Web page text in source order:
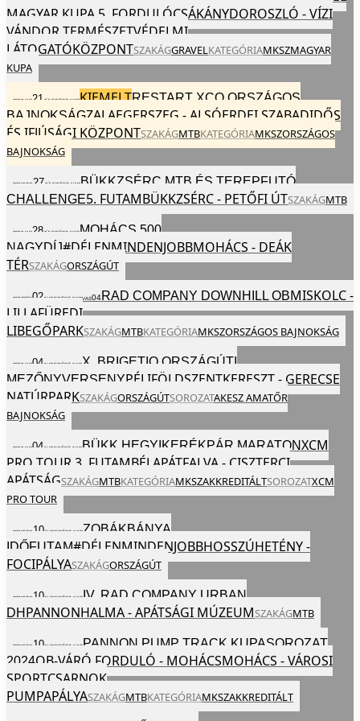
MAGYAR KUPA 5. FORDULÓCSÁKÁNYDOROSZLÓ - VÍZI
VÁNDOR TERMÉSZETVÉDELMI
LÁTOGATÓKÖZPONTSZAKÁGGRAVELKATEGÓRIAMKSZMAGYAR
KUPA
2024VAS21 JÚL EGÉSZ NAPKIEMELTRESTART XCO ORSZÁGOS
BAJNOKSÁGZALAEGERSZEG - ALSÓERDEI SZABADIDŐS
ÉS IFJÚSÁGI KÖZPONTSZAKÁGMTBKATEGÓRIAMKSZORSZÁGOS
BAJNOKSÁG
2024SZO 27JÚL EGÉSZ NAPBÜKKZSÉRC MTB ÉS TEREPFUTÓ
CHALLENGE5. FUTAMBÜKKZSÉRC - PETŐFI ÚTSZAKÁGMTB
2024VAS28JÚL EGÉSZ NAPMOHÁCS 500
NAGYDÍJ#DÉLENMINDENJOBBMOHÁCS - DEÁK
TÉRSZAKÁGORSZÁGÚT
2024PÉN02AUGEGÉSZ NAPVAS04RAD COMPANY DOWNHILL OBMISKOLC -
LILLAFÜREDI
LIBEGŐPARKSZAKÁGMTBKATEGÓRIAMKSZORSZÁGOS BAJNOKSÁG
2024VAS04 AUGEGÉSZ NAPX. BRIGETIO ORSZÁGÚTI
MEZŐNYVERSENYPÉLIFÖLDSZENTKERESZT - GERECSE
NATÚRPARKSZAKÁGORSZÁGÚTSOROZATAKESZ AMATŐR
BAJNOKSÁG
2024VAS04 AUGEGÉSZ NAPBÜKK HEGYIKERÉKPÁR MARATONXCM
PRO TOUR 3. FUTAMBÉLAPÁTFALVA - CISZTERCI
APÁTSÁGSZAKÁGMTBKATEGÓRIAMKSZAKKREDITÁLTSOROZATXCM
PRO TOUR
2024SZO 10AUGEGÉSZ NAPZOBÁKBÁNYA
IDŐFUTAM#DÉLENMINDENJOBBHOSSZÚHETÉNY -
FOCIPÁLYASZAKÁGORSZÁGÚT
2024SZO 10AUGEGÉSZ NAPIV. RAD COMPANY URBAN
DH PANNONHALMA - APÁTSÁGI MÚZEUMSZAKÁGMTB
2024SZO 10AUGEGÉSZ NAPPANNON PUMP TRACK KUPASOROZAT
2024OB-VÁRÓ FORDULÓ - MOHÁCSMOHÁCS - VÁROSI
SPORTCSARNOK
PUMPAPÁLYASZAKÁGMTBKATEGÓRIAMKSZAKKREDITÁLT